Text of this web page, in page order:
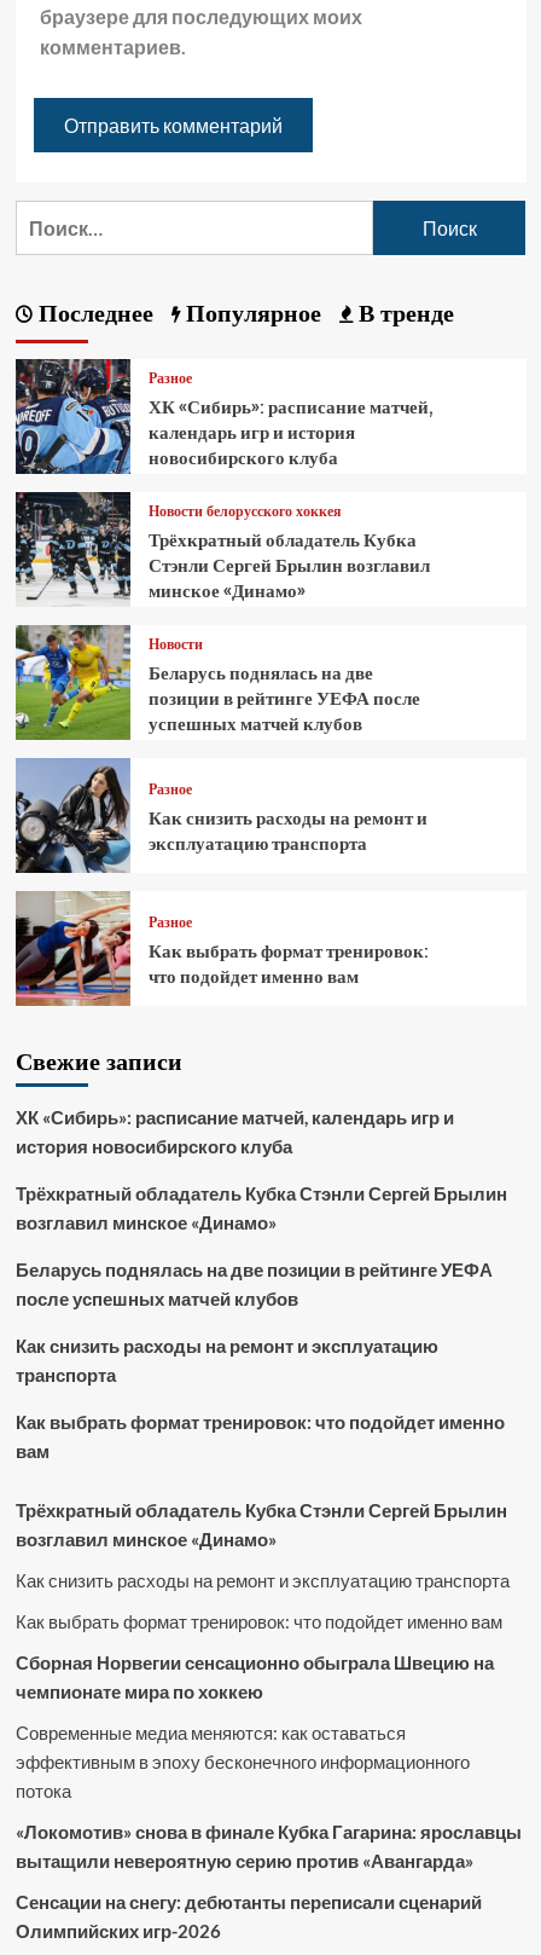
браузере для последующих моих
комментариев.
Последнее Популярное В тренде
Разное
ХК «Сибирь»: расписание матчей,
календарь игр и история
новосибирского клуба
Новости белорусского хоккея
Трёхкратный обладатель Кубка
Стэнли Сергей Брылин возглавил
минское «Динамо»
Новости
Беларусь поднялась на две
позиции в рейтинге УЕФА после
успешных матчей клубов
Разное
Как снизить расходы на ремонт и
эксплуатацию транспорта
Разное
Как выбрать формат тренировок:
что подойдет именно вам
Свежие записи
ХК «Сибирь»: расписание матчей, календарь игр и
история новосибирского клуба
Трёхкратный обладатель Кубка Стэнли Сергей Брылин
возглавил минское «Динамо»
Беларусь поднялась на две позиции в рейтинге УЕФА
после успешных матчей клубов
Как снизить расходы на ремонт и эксплуатацию
транспорта
Как выбрать формат тренировок: что подойдет именно
вам
Трёхкратный обладатель Кубка Стэнли Сергей Брылин
возглавил минское «Динамо»
Как снизить расходы на ремонт и эксплуатацию транспорта
Как выбрать формат тренировок: что подойдет именно вам
Сборная Норвегии сенсационно обыграла Швецию на
чемпионате мира по хоккею
Современные медиа меняются: как оставаться
эффективным в эпоху бесконечного информационного
потока
«Локомотив» снова в финале Кубка Гагарина: ярославцы
вытащили невероятную серию против «Авангарда»
Сенсации на снегу: дебютанты переписали сценарий
Олимпийских игр-2026